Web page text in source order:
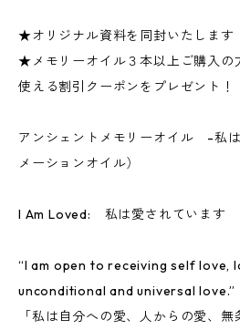
★オリジナル資料を同封いたします
★メモリーオイル３本以上ご購入の
使える割引クーポンをプレゼント！
アンシェントメモリーオイル -私
メーションオイル）
I Am Loved: 私は愛されています
“I am open to receiving self love,
unconditional and universal love.”
「私は自分への愛、人からの愛、